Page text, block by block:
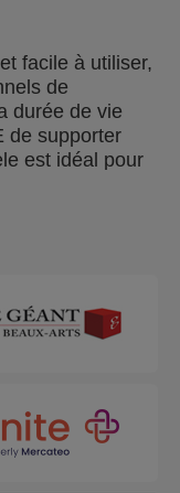
facile à utiliser,
de
durée de vie
de supporter
est idéal pour
pour diverses
fins, de cuir,